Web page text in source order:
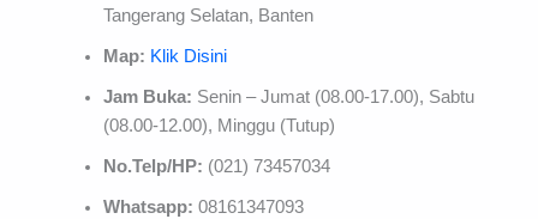
Tangerang Selatan, Banten
Map: Klik Disini
Jam Buka: Senin – Jumat (08.00-17.00), Sabtu
(08.00-12.00), Minggu (Tutup)
No.Telp/HP: (021) 73457034
Whatsapp:08161347093